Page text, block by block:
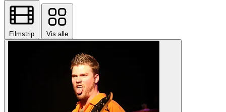
Filmstrip Vis alle